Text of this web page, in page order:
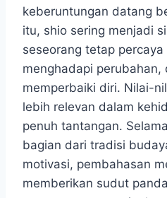
keberuntungan datang
itu, shio sering menjadi
seseorang tetap
menghadapi perubahan,
memperbaiki diri. Nilai-
lebih relevan dalam
penuh tantangan.
bagian dari tradisi
motivasi, pembahasan
memberikan sudut